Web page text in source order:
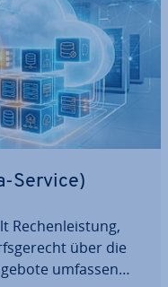
Service)
Re­chen­leis­tung,
über die
umfassen